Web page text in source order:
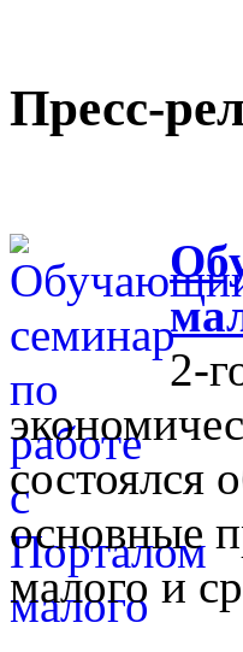
Пресс-
2-
состоялся
основные
малого и